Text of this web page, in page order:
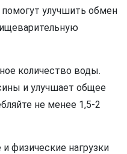
улучшить обмен
количество воды.
и улучшает общее
не менее 1,5-2
физические нагрузки